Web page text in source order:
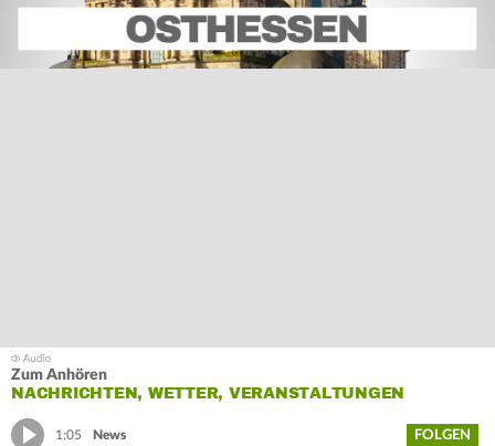
Zum Anhören
NACHRICHTEN, WETTER, VERANSTALTUNGEN
1:05 News FOLGEN